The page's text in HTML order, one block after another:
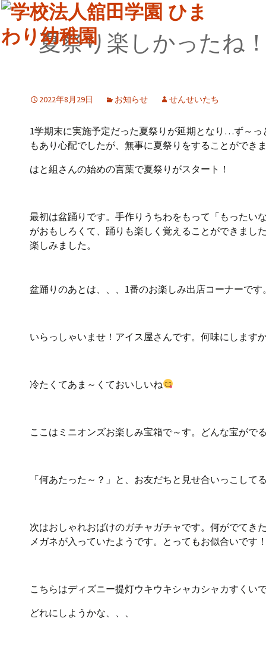
夏祭り楽しかったね
2022年8月29日 お知らせ せんせいたち
1学期末に実施予定だった夏祭りが延期となり…ず～
もあり心配でしたが、無事に夏祭りをすることができ
はと組さんの始めの言葉で夏祭りがスタート！
最初は盆踊りです。手作りうちわをもって「もったい
がおもしろくて、踊りも楽しく覚えることができまし
楽しみました。
盆踊りのあとは、、、1番のお楽しみ出店コーナーで
いらっしゃいませ！アイス屋さんです。何味にします
冷たくてあま～くておいしいね
ここはミニオンズお楽しみ宝箱で～す。どんな宝がで
「何あたった～？」と、お友だちと見せ合いっこして
次はおしゃれおばけのガチャガチャです。何がでてき
メガネが入っていたようです。とってもお似合いです
こちらはディズニー提灯ウキウキシャカシャカすくい
どれにしようかな、、、